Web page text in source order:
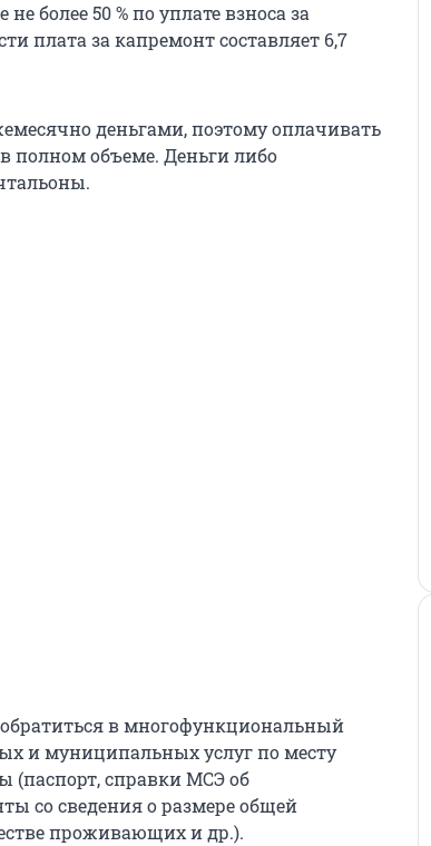
более 50 % по уплате взноса за
плата за капремонт составляет 6,7
деньгами, поэтому оплачивать
полном объеме. Деньги либо
в многофункциональный
и муниципальных услуг по месту
(паспорт, справки МСЭ об
со сведения о размере общей
проживающих и др.).